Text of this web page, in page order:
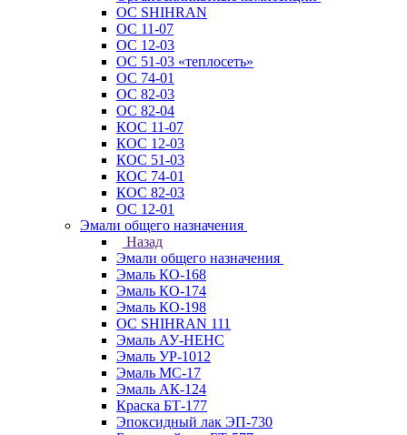
ОС SHIHRAN
ОС 11-07
ОС 12-03
ОС 51-03 «теплосеть»
ОС 74-01
ОС 82-03
ОС 82-04
КОС 11-07
КОС 12-03
КОС 51-03
КОС 74-01
КОС 82-03
ОС 12-01
Эмали общего назначения
Назад
Эмали общего назначения
Эмаль КО-168
Эмаль КО-174
Эмаль КО-198
ОС SHIHRAN 111
Эмаль АУ-НЕНС
Эмаль УР-1012
Эмаль МС-17
Эмаль АК-124
Краска БТ-177
Эпоксидный лак ЭП-730